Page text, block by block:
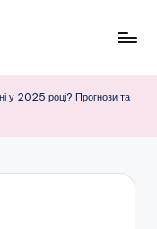
у 2025 році? Прогнози та